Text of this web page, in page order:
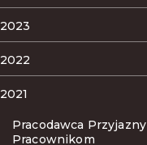
2023
2022
2021
Pracodawca Przyjazny
Pracownikom